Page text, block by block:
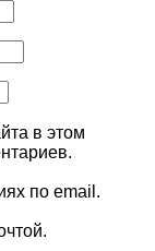
в этом
по email.